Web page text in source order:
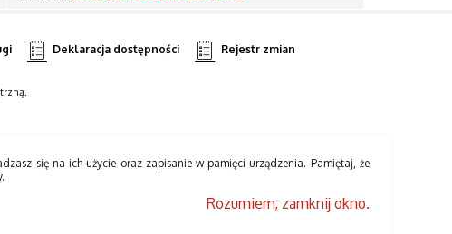
Deklaracja dostępności Rejestr zmian
się na ich użycie oraz zapisanie w pamięci urządzenia. Pamiętaj, że
Rozumiem, zamknij okno.